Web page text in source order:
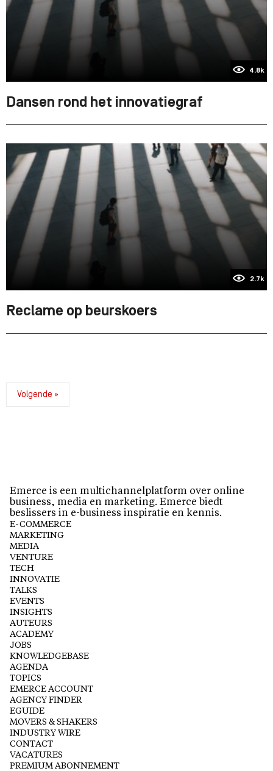
4.8k
Dansen rond het innovatiegraf
2.7k
Reclame op beurskoers
Volgende »
Emerce is een multichannelplatform over online
business, media en marketing. Emerce biedt
beslissers in e-business inspiratie en kennis.
E-COMMERCE
MARKETING
MEDIA
VENTURE
TECH
INNOVATIE
TALKS
EVENTS
INSIGHTS
AUTEURS
ACADEMY
JOBS
KNOWLEDGEBASE
AGENDA
TOPICS
EMERCE ACCOUNT
AGENCY FINDER
EGUIDE
MOVERS & SHAKERS
INDUSTRY WIRE
CONTACT
VACATURES
PREMIUM ABONNEMENT